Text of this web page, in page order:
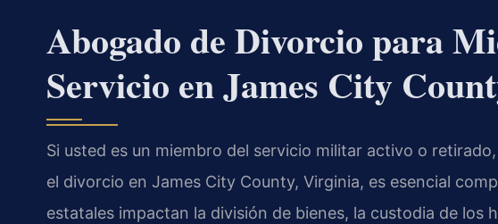
Abogado de Divorcio para
Servicio en James City
Si usted es un miembro del servicio militar activo o
el divorcio en James City County, Virginia, es esencial
estatales impactan la división de bienes, la custodia de los